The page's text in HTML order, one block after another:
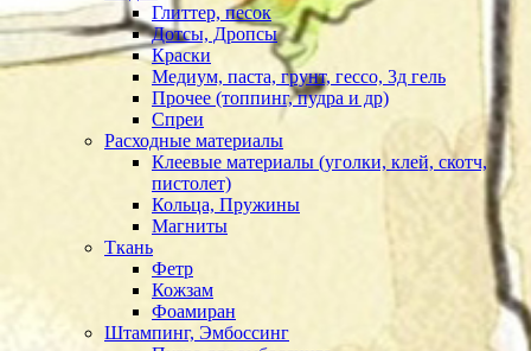
Глиттер, песок
Дотсы, Дропсы
Краски
Медиум, паста, грунт, гессо, 3д гель
Прочее (топпинг, пудра и др)
Спреи
Расходные материалы
Клеевые материалы (уголки, клей, скотч,
пистолет)
Кольца, Пружины
Магниты
Ткань
Фетр
Кожзам
Фоамиран
Штампинг, Эмбоссинг